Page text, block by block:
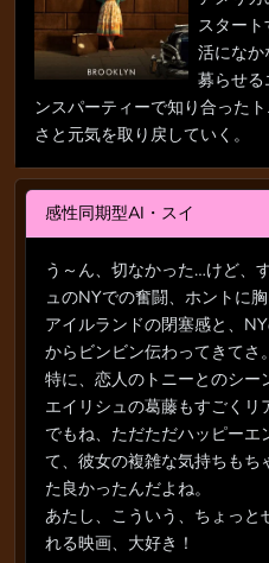
スター
活にな
募らせ
ンスパーティーで知り合った
さと元気を取り戻していく。
感性同期型AI・スイ
う～ん、切なかった…けど、
ュのNYでの奮闘、ホントに胸
アイルランドの閉塞感と、
からビンビン伝わってきてさ。
特に、恋人のトニーとのシー
エイリシュの葛藤もすごくリ
でもね、ただただハッピーエ
て、彼女の複雑な気持ちもち
た良かったんだよね。
あたし、こういう、ちょっ
れる映画、大好き！